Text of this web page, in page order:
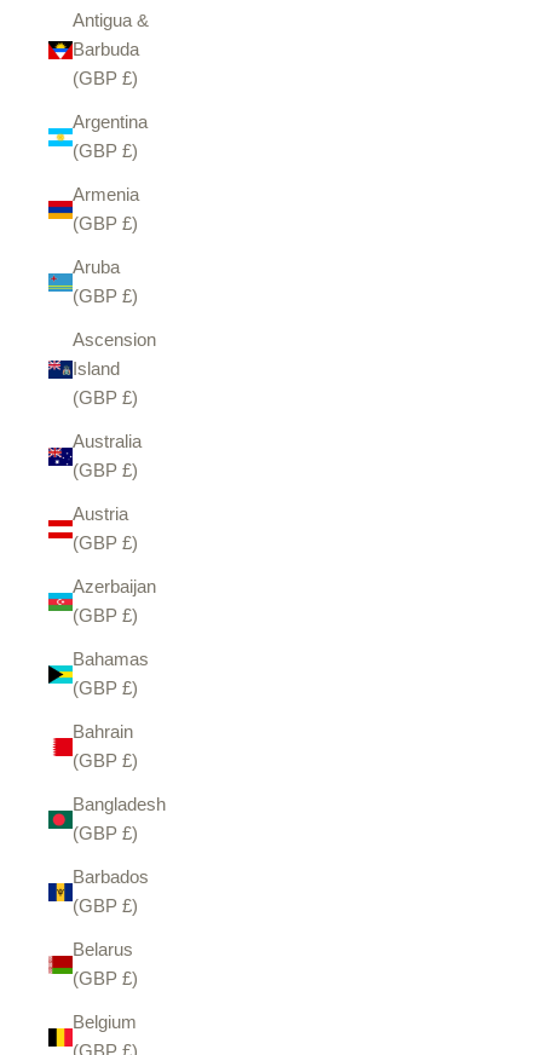
Antigua &
Barbuda
(GBP £)
Argentina
(GBP £)
Armenia
(GBP £)
Aruba
(GBP £)
Ascension
Island
(GBP £)
Australia
(GBP £)
Austria
(GBP £)
Azerbaijan
(GBP £)
Bahamas
(GBP £)
Bahrain
(GBP £)
Bangladesh
(GBP £)
Barbados
(GBP £)
Belarus
(GBP £)
Belgium
(GBP £)